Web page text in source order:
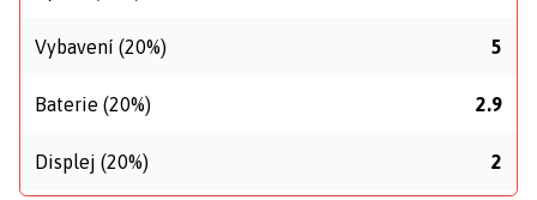
Vybavení (20%) 5
Baterie (20%) 2.9
Displej (20%) 2